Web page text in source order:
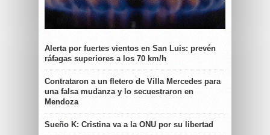
Alerta por fuertes vientos en San Luis: prevén
ráfagas superiores a los 70 km/h
Contrataron a un fletero de Villa Mercedes para
una falsa mudanza y lo secuestraron en
Mendoza
Sueño K: Cristina va a la ONU por su libertad